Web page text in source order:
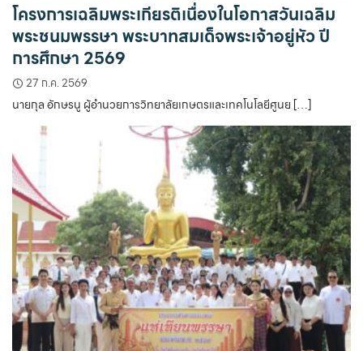
โครงการเฉลิมพระเกียรติเนื่องในโอกาสวันเฉลิม
พระชนมพรรษา พระบาทสมเด็จพระเจ้าอยู่หัว ปี
การศึกษา 2569
27 ก.ค. 2569
นายกุล อักษรนู ผู้อำนวยการวิทยาลัยเกษตรและเทคโนโลยีศูนย […]